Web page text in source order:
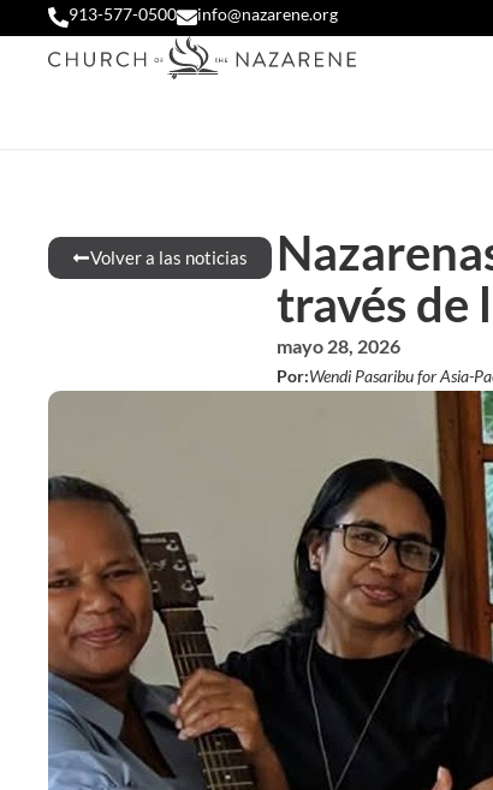
913-577-0500 info@nazarene.org
Volver a las noticias
través de
mayo 28, 2026
Por:Wendi Pasaribu for Asia-